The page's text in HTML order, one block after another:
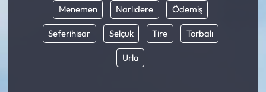
Menemen Narlıdere Ödemiş
Seferihisar Selçuk Tire Torbalı
Urla